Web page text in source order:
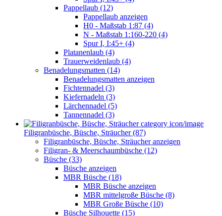
Pappellaub (12)
Pappellaub anzeigen
H0 - Maßstab 1:87 (4)
N - Maßstab 1:160-220 (4)
Spur I, I:45+ (4)
Platanenlaub (4)
Trauerweidenlaub (4)
Benadelungsmatten (14)
Benadelungsmatten anzeigen
Fichtennadel (3)
Kiefernadeln (3)
Lärchennadel (5)
Tannennadel (3)
Filigranbüsche, Büsche, Sträucher (87)
Filigranbüsche, Büsche, Sträucher anzeigen
Filigran- & Meerschaumbüsche (12)
Büsche (33)
Büsche anzeigen
MBR Büsche (18)
MBR Büsche anzeigen
MBR mittelgroße Büsche (8)
MBR Große Büsche (10)
Büsche Silhouette (15)